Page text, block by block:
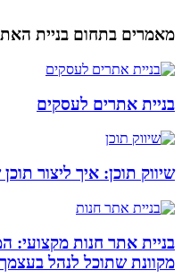
מאמרים בתחום בניית
בניית אתרים לעסקים
שיווק תוכן: איך ליצור
בניית אתר חנות מקצועי:
מקוונת שתוכל לנהל בעצמך